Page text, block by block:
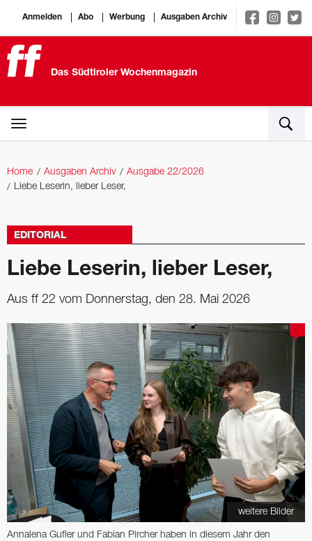
Anmelden Abo Werbung Ausgaben Archiv
Das Südtiroler Wochenmagazin
Home Ausgaben Archiv
Ausgabe 22/2026
Liebe Leserin, lieber Leser,
EDITORIAL
Liebe Leserin, lieber Leser,
Aus ff 22 vom Donnerstag, den 28. Mai 2026
weitere Bilder
Annalena Gufler und Fabian Pircher haben in diesem Jahr den